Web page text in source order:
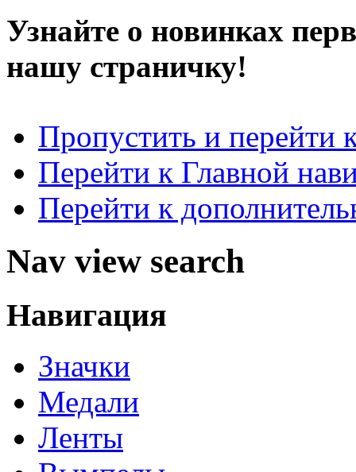
Узнайте о новинках
нашу страничку!
Пропустить и перейти
Перейти к Главной
Перейти к
Nav view search
Навигация
Значки
Медали
Ленты